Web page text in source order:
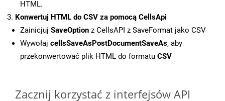
HTML.
Konwertuj HTML do CSV za pomocą CellsApi
Zainicjuj SaveOption z CellsAPI z SaveFormat jako CSV
Wywołaj cellsSaveAsPostDocumentSaveAs, aby
przekonwertować plik HTML do formatu CSV
Zacznij korzystać z interfejsów API